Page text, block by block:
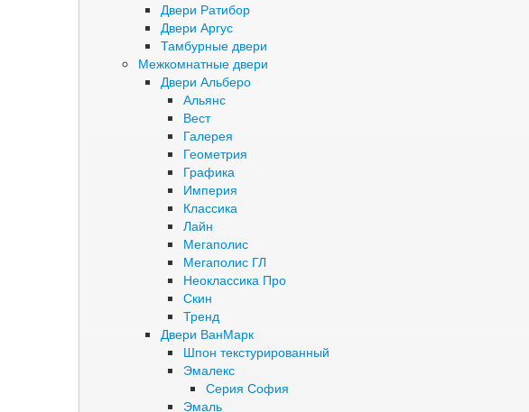
Двери Ратибор
Двери Аргус
Тамбурные двери
Межкомнатные двери
Двери Альберо
Альянс
Вест
Галерея
Геометрия
Графика
Империя
Классика
Лайн
Мегаполис
Мегаполис ГЛ
Неоклассика Про
Скин
Тренд
Двери ВанМарк
Шпон текстурированный
Эмалекс
Серия София
Эмаль